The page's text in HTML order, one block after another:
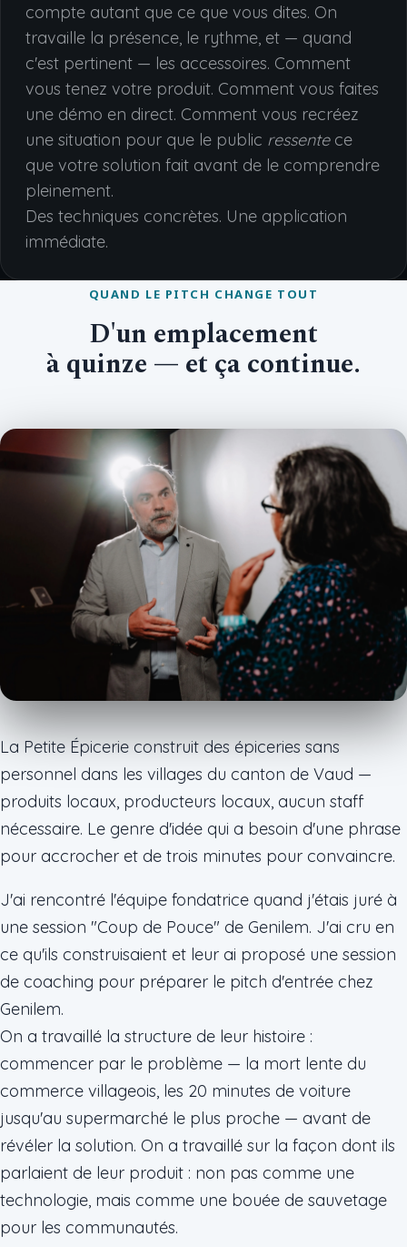
compte autant que ce que vous dites. On
travaille la présence, le rythme, et — quand
c'est pertinent — les accessoires. Comment
vous tenez votre produit. Comment vous faites
une démo en direct. Comment vous recréez
une situation pour que le public ressentece
que votre solution fait avant de le comprendre
pleinement.
Des techniques concrètes. Une application
immédiate.
QUAND LE PITCH CHANGE TOUT
D'un emplacement
à quinze — et ça continue.
La Petite Épicerie construit des épiceries sans
personnel dans les villages du canton de Vaud —
produits locaux, producteurs locaux, aucun staff
nécessaire. Le genre d'idée qui a besoin d'une phrase
pour accrocher et de trois minutes pour convaincre.
J'ai rencontré l'équipe fondatrice quand j'étais juré à
une session "Coup de Pouce" de Genilem. J'ai cru en
ce qu'ils construisaient et leur ai proposé une session
de coaching pour préparer le pitch d'entrée chez
Genilem.
On a travaillé la structure de leur histoire :
commencer par le problème — la mort lente du
commerce villageois, les 20 minutes de voiture
jusqu'au supermarché le plus proche — avant de
révéler la solution. On a travaillé sur la façon dont ils
parlaient de leur produit : non pas comme une
technologie, mais comme une bouée de sauvetage
pour les communautés.